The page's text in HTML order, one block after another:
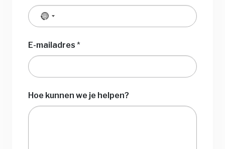
Geen
land
geselecteerd
E-mailadres *
Hoe kunnen we je helpen?